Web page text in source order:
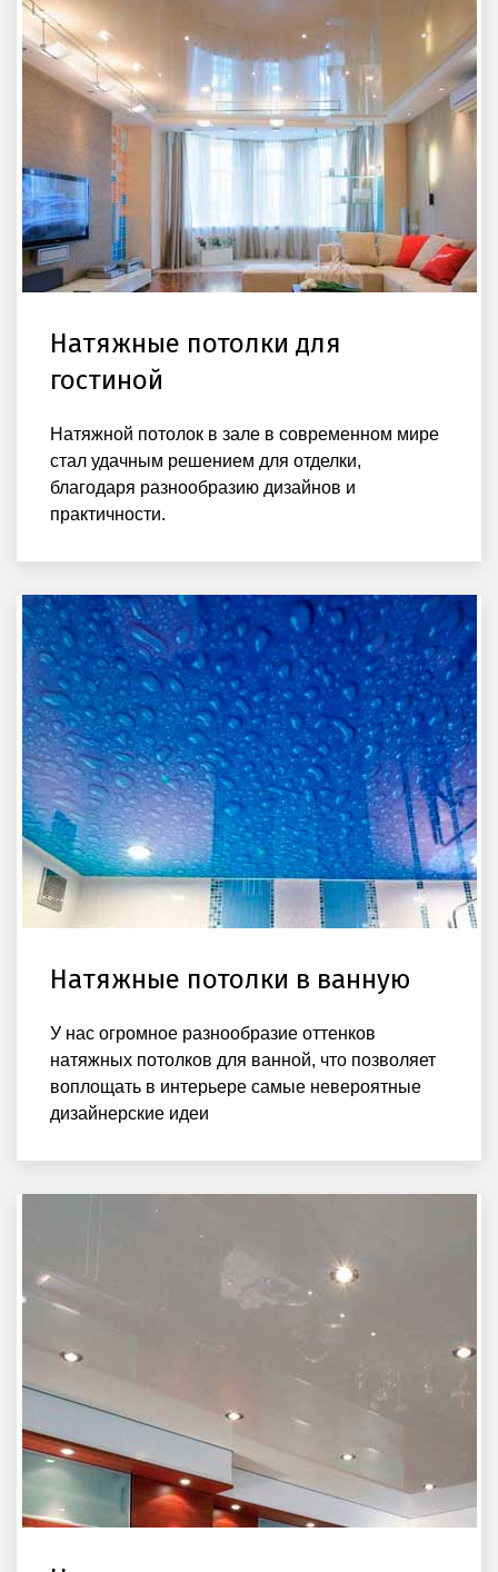
Натяжные потолки для
гостиной
Натяжной потолок в зале в современном мире
стал удачным решением для отделки,
благодаря разнообразию дизайнов и
практичности.
Натяжные потолки в ванную
У нас огромное разнообразие оттенков
натяжных потолков для ванной, что позволяет
воплощать в интерьере самые невероятные
дизайнерские идеи